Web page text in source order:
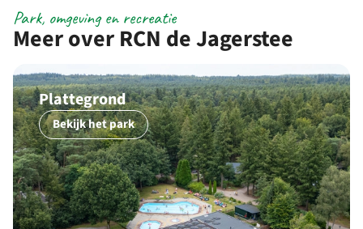
Meer over RCN de Jagerstee
Park, omgeving en recreatie
Plattegrond
Bekijk het park